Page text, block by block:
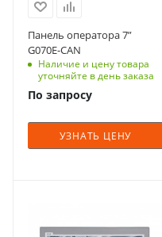
Панель оператора 7”
G070E-CAN
Наличие и цену товара
уточняйте в день заказа
По запросу
УЗНАТЬ ЦЕНУ